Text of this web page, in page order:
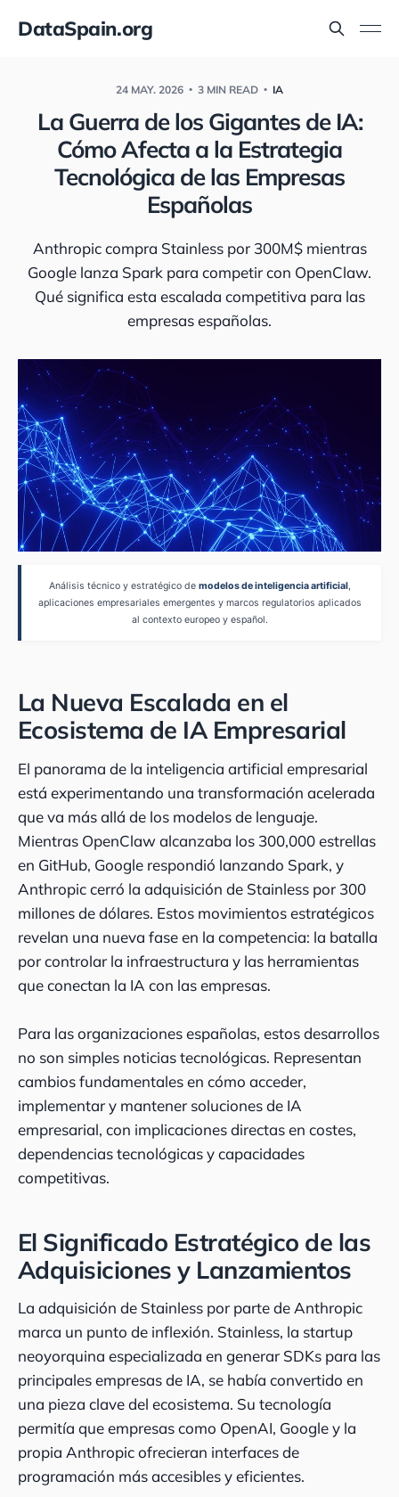
DataSpain.org
24 MAY. 2026 3 MIN READ IA
La Guerra de los Gigantes de IA:
Cómo Afecta a la Estrategia
Tecnológica de las Empresas
Españolas
Anthropic compra Stainless por 300M$ mientras
Google lanza Spark para competir con OpenClaw.
Qué significa esta escalada competitiva para las
empresas españolas.
Análisis técnico y estratégico demodelos de inteligencia artificial,
aplicaciones empresariales emergentes y marcos regulatorios aplicados
al contexto europeo y español.
La Nueva Escalada en el
Ecosistema de IA Empresarial
El panorama de la inteligencia artificial empresarial
está experimentando una transformación acelerada
que va más allá de los modelos de lenguaje.
Mientras OpenClaw alcanzaba los 300,000 estrellas
en GitHub, Google respondió lanzando Spark, y
Anthropic cerró la adquisición de Stainless por 300
millones de dólares. Estos movimientos estratégicos
revelan una nueva fase en la competencia: la batalla
por controlar la infraestructura y las herramientas
que conectan la IA con las empresas.
Para las organizaciones españolas, estos desarrollos
no son simples noticias tecnológicas. Representan
cambios fundamentales en cómo acceder,
implementar y mantener soluciones de IA
empresarial, con implicaciones directas en costes,
dependencias tecnológicas y capacidades
competitivas.
El Significado Estratégico de las
Adquisiciones y Lanzamientos
La adquisición de Stainless por parte de Anthropic
marca un punto de inflexión. Stainless, la startup
neoyorquina especializada en generar SDKs para las
principales empresas de IA, se había convertido en
una pieza clave del ecosistema. Su tecnología
permitía que empresas como OpenAI, Google y la
propia Anthropic ofrecieran interfaces de
programación más accesibles y eficientes.